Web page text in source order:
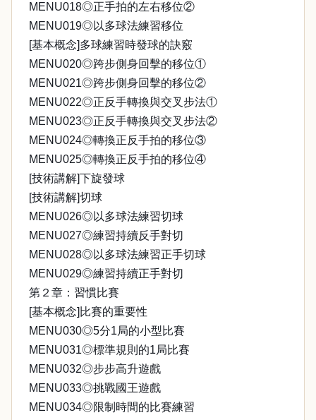
MENU018◎正手拍的左右移位②
MENU019◎以多球法練習移位
[基本概念]多球練習時發球的訣竅
MENU020◎跨步側身回擊的移位①
MENU021◎跨步側身回擊的移位②
MENU022◎正反手轉換與交叉步法①
MENU023◎正反手轉換與交叉步法②
MENU024◎轉換正反手拍的移位③
MENU025◎轉換正反手拍的移位④
[技術講解]下旋發球
[技術講解]切球
MENU026◎以多球法練習切球
MENU027◎練習持續反手對切
MENU028◎以多球法練習正手切球
MENU029◎練習持續正手對切
第２章：習慣比賽
[基本概念]比賽的重要性
MENU030◎5分1局的小型比賽
MENU031◎標準規則的1局比賽
MENU032◎步步高升遊戲
MENU033◎挑戰國王遊戲
MENU034◎限制時間的比賽練習